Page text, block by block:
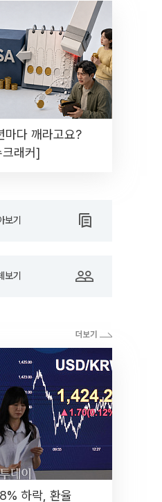
다 깨라고요?
크래커]
보기
보기
하락, 환율